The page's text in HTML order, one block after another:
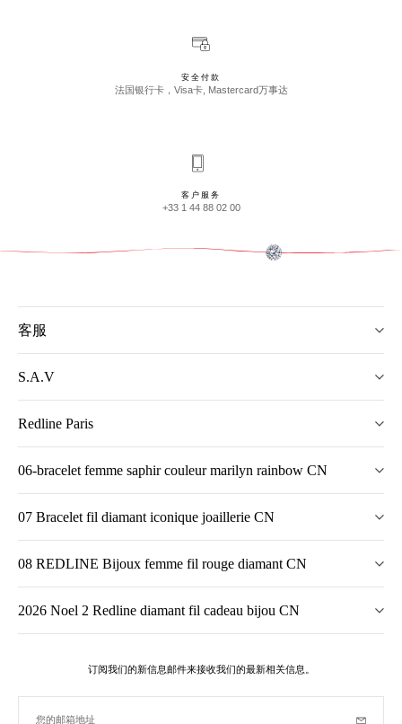
安全付款
法国银行卡，Visa卡, Mastercard万事达
客户服务
+33 1 44 88 02 00
客服
S.A.V
Redline Paris
06-bracelet femme saphir couleur marilyn rainbow CN
07 Bracelet fil diamant iconique joaillerie CN
08 REDLINE Bijoux femme fil rouge diamant CN
2026 Noel 2 Redline diamant fil cadeau bijou CN
订阅我们的新信息邮件来接收我们的最新相关信息。
您的邮箱地址